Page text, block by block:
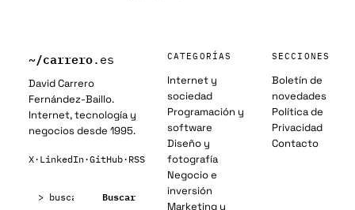
~/carrero.es
David Carrero
Fernández-Baillo.
Internet, tecnología y
negocios desde 1995.
X· LinkedIn·GitHub· RSS
Buscar
CATEGORÍAS
Internet y
sociedad
Programación y
software
Diseño y
fotografía
Negocio e
inversión
Marketing y
SECCIONES
Boletín de
novedades
Política de
Privacidad
Contacto